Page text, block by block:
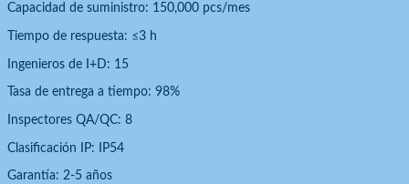
Capacidad de suministro: 150,000 pcs/mes
Tiempo de respuesta: ≤3 h
Ingenieros de I+D: 15
Tasa de entrega a tiempo: 98%
Inspectores QA/QC: 8
Clasificación IP: IP54
Garantía: 2-5 años